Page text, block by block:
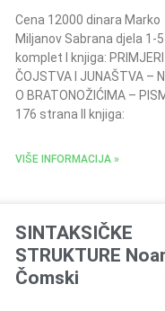
Cena 12000 dinara Marko
Miljanov Sabrana djela 1-5
komplet I knjiga: PRIMJERI
ČOJSTVA I JUNAŠTVA –
O BRATONOŽIĆIMA –
176 strana II knjiga:
VIŠE INFORMACIJA »
SINTAKSIČKE
STRUKTURE
Čomski